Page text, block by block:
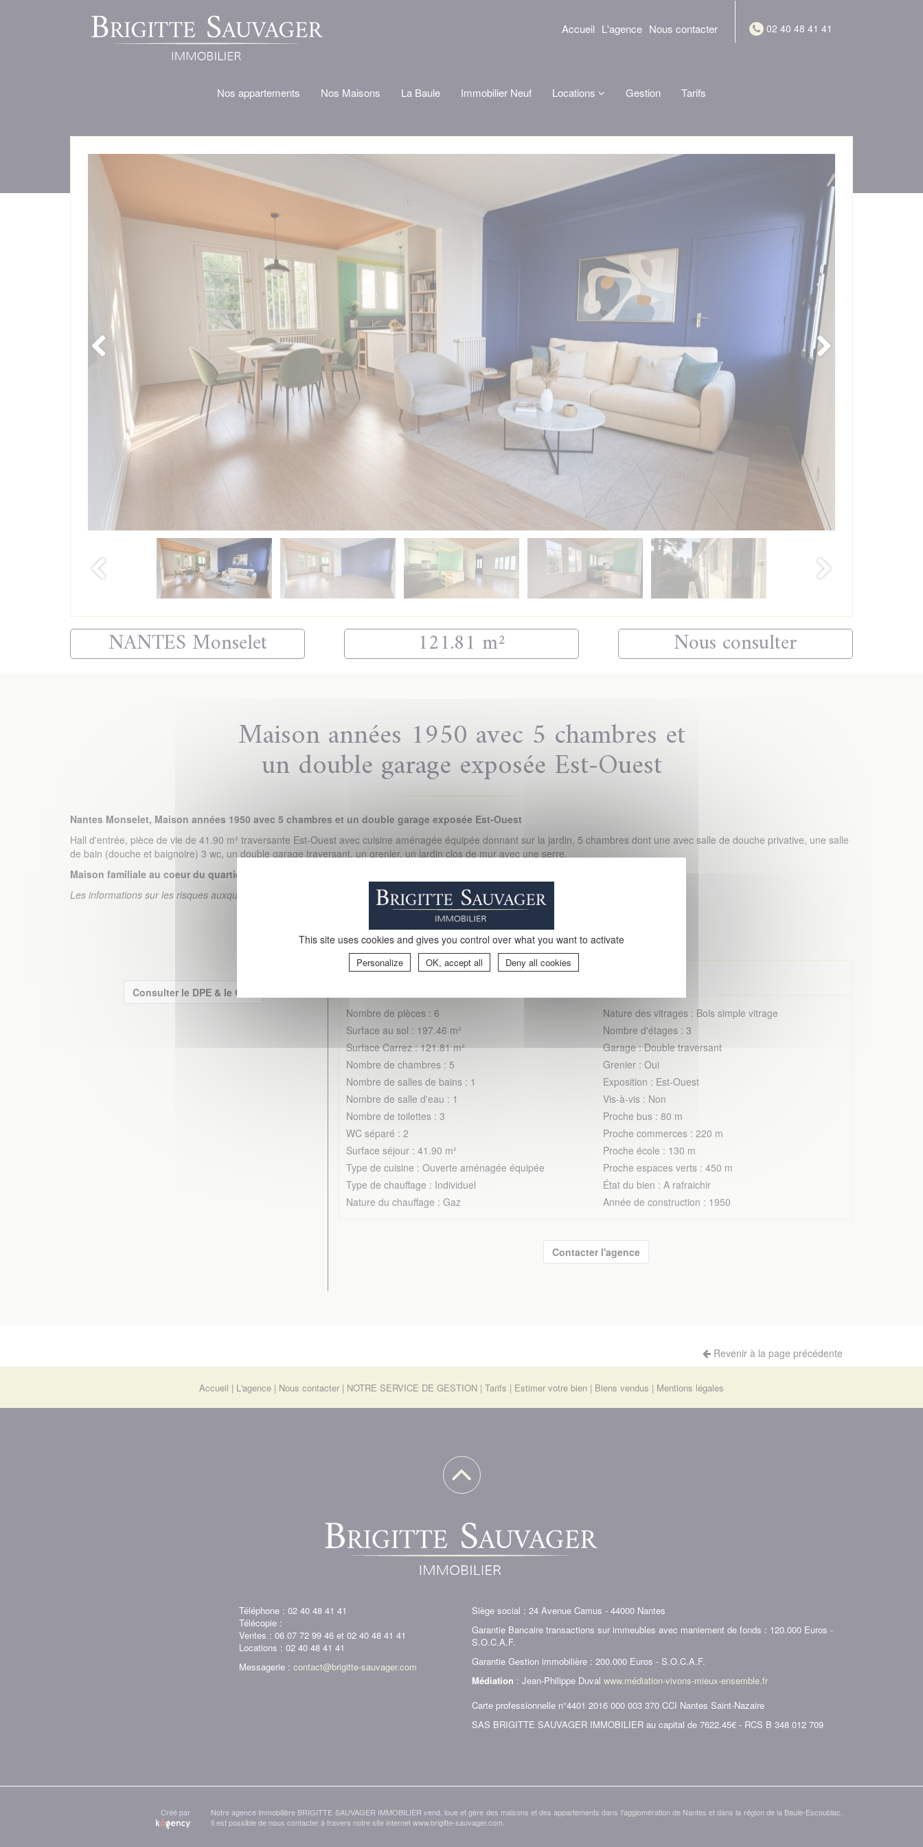
Accueil L'agence Nous contacter 02 40 48 41 41
Nos appartements Nos Maisons La Baule Immobilier Neuf Locations Gestion Tarifs
NANTES Monselet 121.81 m² Nous consulter
Maison années 1950 avec 5 chambres et
un double garage exposée Est-Ouest
Nantes Monselet, Maison années 1950 avec 5 chambres et un double garage exposée Est-Ouest
Hall d'entrée, pièce de vie de 41.90 m² traversante Est-Ouest avec cuisine aménagée équipée donnant sur la jardin, 5 chambres dont une avec salle de douche privative, une salle
de bain (douche et baignoire) 3 wc, un double garage traversant, un grenier, un jardin clos de mur avec une serre.
Maison familiale au coeur du quartier recherché de Monselet à proximité des écoles et du parc de Procé
Les informations sur les risques auxquels ce bien est exposé sont disponibles sur le site Géorisques : www.georisques.gouv.fr
Consulter le DPE & le GES
Caractéristiques détaillées
Nombre de pièces : 6
Surface au sol : 197.46 m²
Surface Carrez : 121.81 m²
Nombre de chambres : 5
Nombre de salles de bains : 1
Nombre de salle d'eau : 1
Nombre de toilettes : 3
WC séparé : 2
Surface séjour : 41.90 m²
Type de cuisine : Ouverte aménagée équipée
Type de chauffage : Individuel
Nature du chauffage : Gaz
Nature des vitrages : Bois simple vitrage
Nombre d'étages : 3
Garage : Double traversant
Grenier : Oui
Exposition : Est-Ouest
Vis-à-vis : Non
Proche bus : 80 m
Proche commerces : 220 m
Proche école : 130 m
Proche espaces verts : 450 m
État du bien : A rafraichir
Année de construction : 1950
Contacter l'agence
Revenir à la page précédente
Accueil L'agence Nous contacter NOTRE SERVICE DE GESTION Tarifs Estimer votre bien Biens vendus Mentions légales
Téléphone : 02 40 48 41 41
Télécopie :
Ventes : 06 07 72 99 46 et 02 40 48 41 41
Locations : 02 40 48 41 41
Messagerie :contact@brigitte-sauvager.com
Siège social : 24 Avenue Camus - 44000 Nantes
Garantie Bancaire transactions sur immeubles avec maniement de fonds : 120.000 Euros -
S.O.C.A.F.
Garantie Gestion immobilière : 200.000 Euros - S.O.C.A.F.
Médiation : Jean-Philippe Duval www.médiation-vivons-mieux-ensemble.fr
Carte professionnelle n°4401 2016 000 003 370 CCI Nantes Saint-Nazaire
SAS BRIGITTE SAUVAGER IMMOBILIER au capital de 7622.45€ - RCS B 348 012 709
Créé par
Notre agence immobilière BRIGITTE SAUVAGER IMMOBILIER vend, loue et gère des maisons et des appartements dans l'agglomération de Nantes et dans la région de la Baule-Escoublac.
Il est possible de nous contacter à travers notre site internet www.brigitte-sauvager.com.
This site uses cookies and gives you control over what you want to activate
Personalize OK, accept all Deny all cookies